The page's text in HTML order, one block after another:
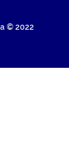
© 2022